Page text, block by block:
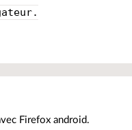
Firefox android.